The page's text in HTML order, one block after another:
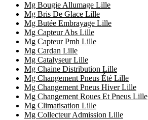
Mg Bougie Allumage Lille
Mg Bris De Glace Lille
Mg Butée Embrayage Lille
Mg Capteur Abs Lille
Mg Capteur Pmh Lille
Mg Cardan Lille
Mg Catalyseur Lille
Mg Chaine Distribution Lille
Mg Changement Pneus Été Lille
Mg Changement Pneus Hiver Lille
Mg Changement Roues Et Pneus Lille
Mg Climatisation Lille
Mg Collecteur Admission Lille